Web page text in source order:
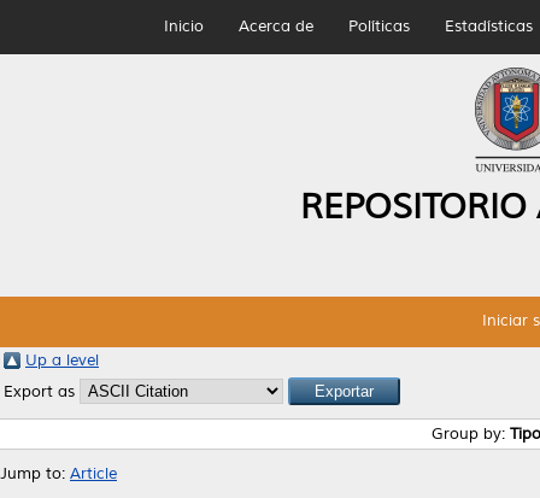
Inicio Acerca de Políticas Estadísticas
Iniciar
Up a level
Export as
Group by:
Jump to: Article